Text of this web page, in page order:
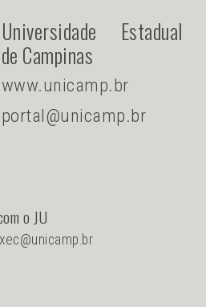
Universidade Estadual
de Campinas
www.unicamp.br
portal@unicamp.br
o JU